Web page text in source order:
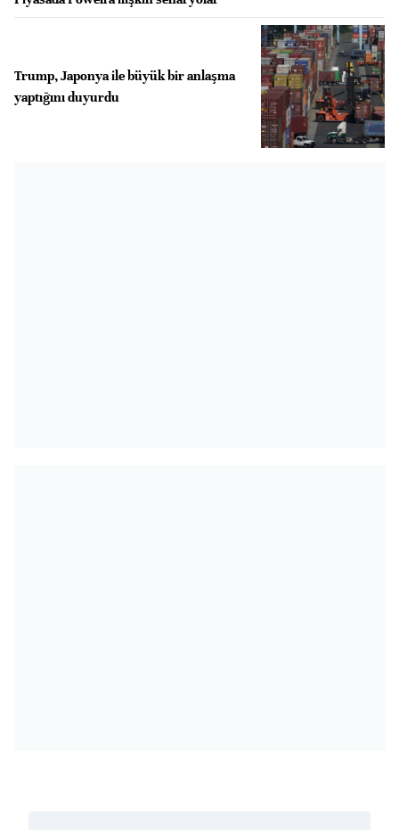
Trump, Japonya ile büyük bir anlaşma
yaptığını duyurdu